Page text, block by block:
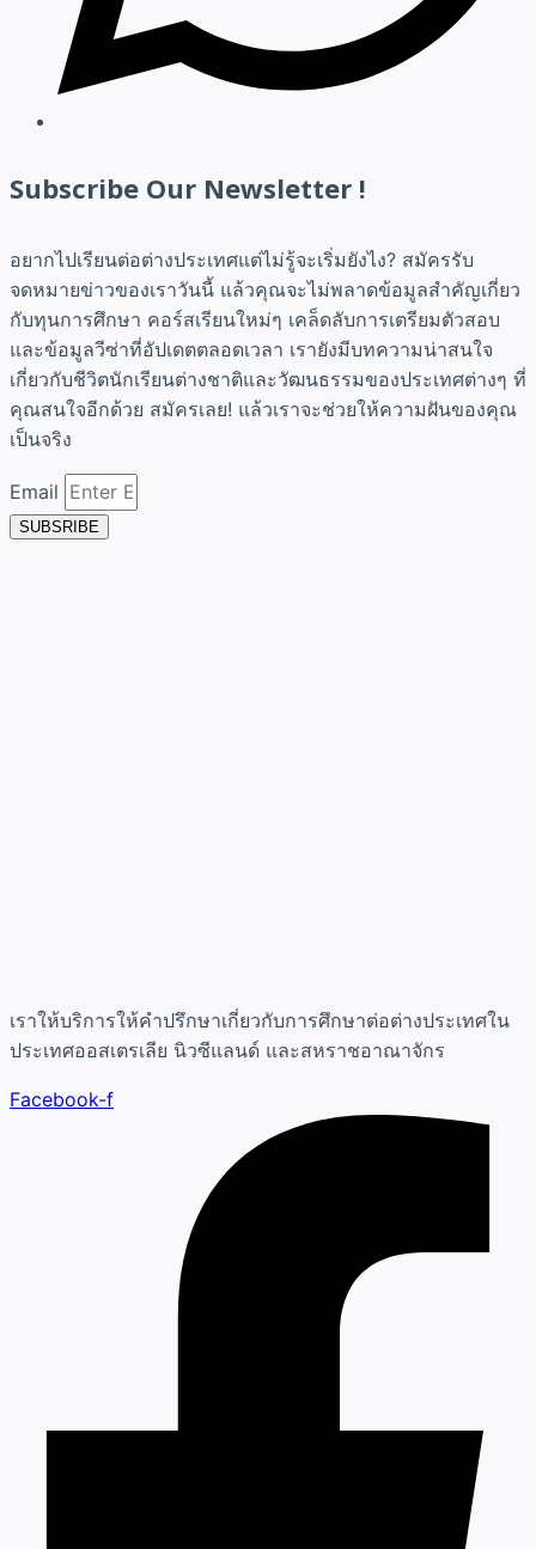
Subscribe Our Newsletter !
อยากไปเรียนต่อต่างประเทศแต่ไม่รู้จะเริ่มยังไง? สมัครรับ
จดหมายข่าวของเราวันนี้ แล้วคุณจะไม่พลาดข้อมูลสำคัญเกี่ยว
กับทุนการศึกษา คอร์สเรียนใหม่ๆ เคล็ดลับการเตรียมตัวสอบ
และข้อมูลวีซ่าที่อัปเดตตลอดเวลา เรายังมีบทความน่าสนใจ
เกี่ยวกับชีวิตนักเรียนต่างชาติและวัฒนธรรมของประเทศต่างๆ ที่
คุณสนใจอีกด้วย สมัครเลย! แล้วเราจะช่วยให้ความฝันของคุณ
เป็นจริง
Email
SUBSRIBE
เราให้บริการให้คำปรึกษาเกี่ยวกับการศึกษาต่อต่างประเทศใน
ประเทศออสเตรเลีย นิวซีแลนด์ และสหราชอาณาจักร
Facebook-f